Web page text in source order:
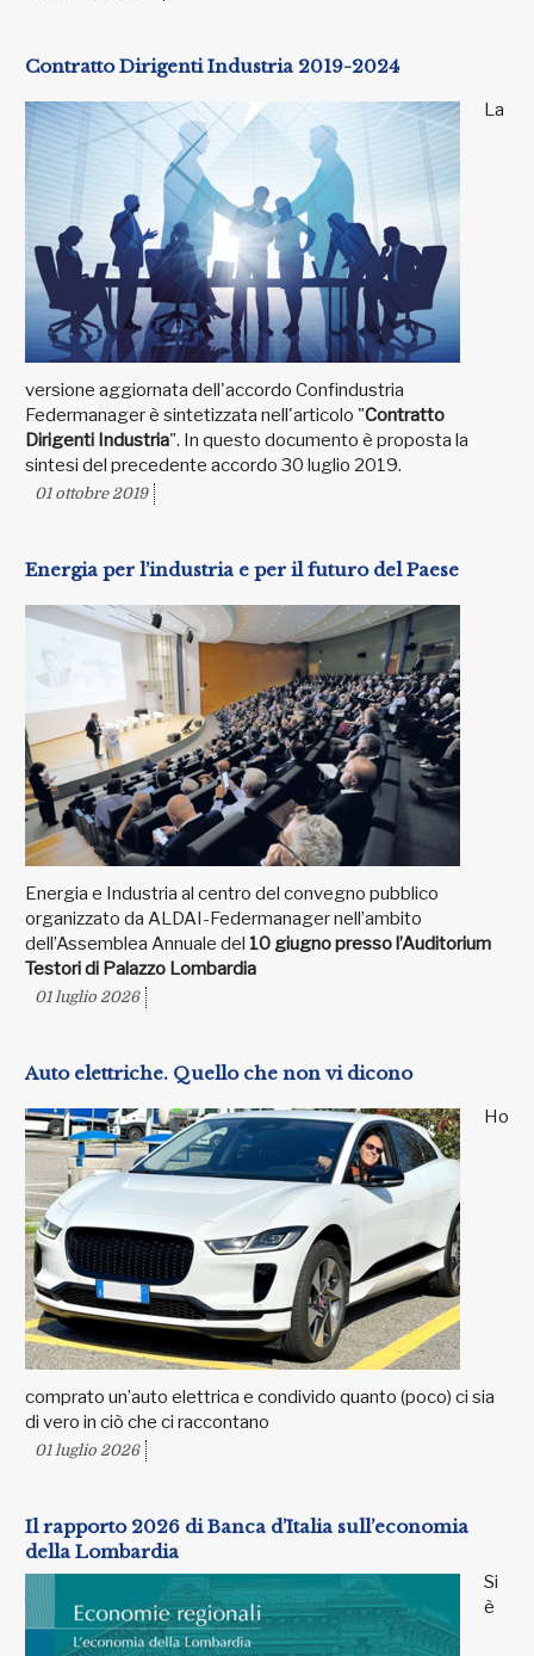
Contratto Dirigenti Industria 2019-2024
La
versione aggiornata dell'accordo Confindustria
Federmanager è sintetizzata nell'articolo "Contratto
Dirigenti Industria". In questo documento è proposta la
sintesi del precedente accordo 30 luglio 2019.
01 ottobre 2019
Energia per l’industria e per il futuro del Paese
Energia e Industria al centro del convegno pubblico
organizzato da ALDAI-Federmanager nell’ambito
dell’Assemblea Annuale del 10 giugno presso l’Auditorium
Testori di Palazzo Lombardia
01 luglio 2026
Auto elettriche. Quello che non vi dicono
Ho
comprato un’auto elettrica e condivido quanto (poco) ci sia
di vero in ciò che ci raccontano
01 luglio 2026
Il rapporto 2026 di Banca d’Italia sull’economia
della Lombardia
Si
è